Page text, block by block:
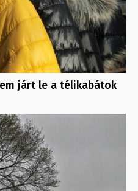
járt le a télikabátok